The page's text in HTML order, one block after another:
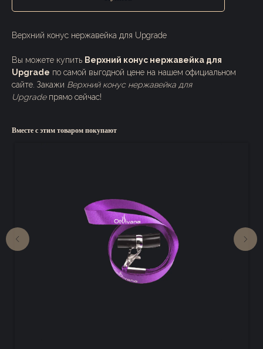
Верхний конус нержавейка для Upgrade
Вы можете купить Верхний конус нержавейка для
Upgrade по самой выгодной цене на нашем официальном
сайте. Закажи Верхний конус нержавейка для
Upgradeпрямо сейчас!
Вместе с этим товаром покупают